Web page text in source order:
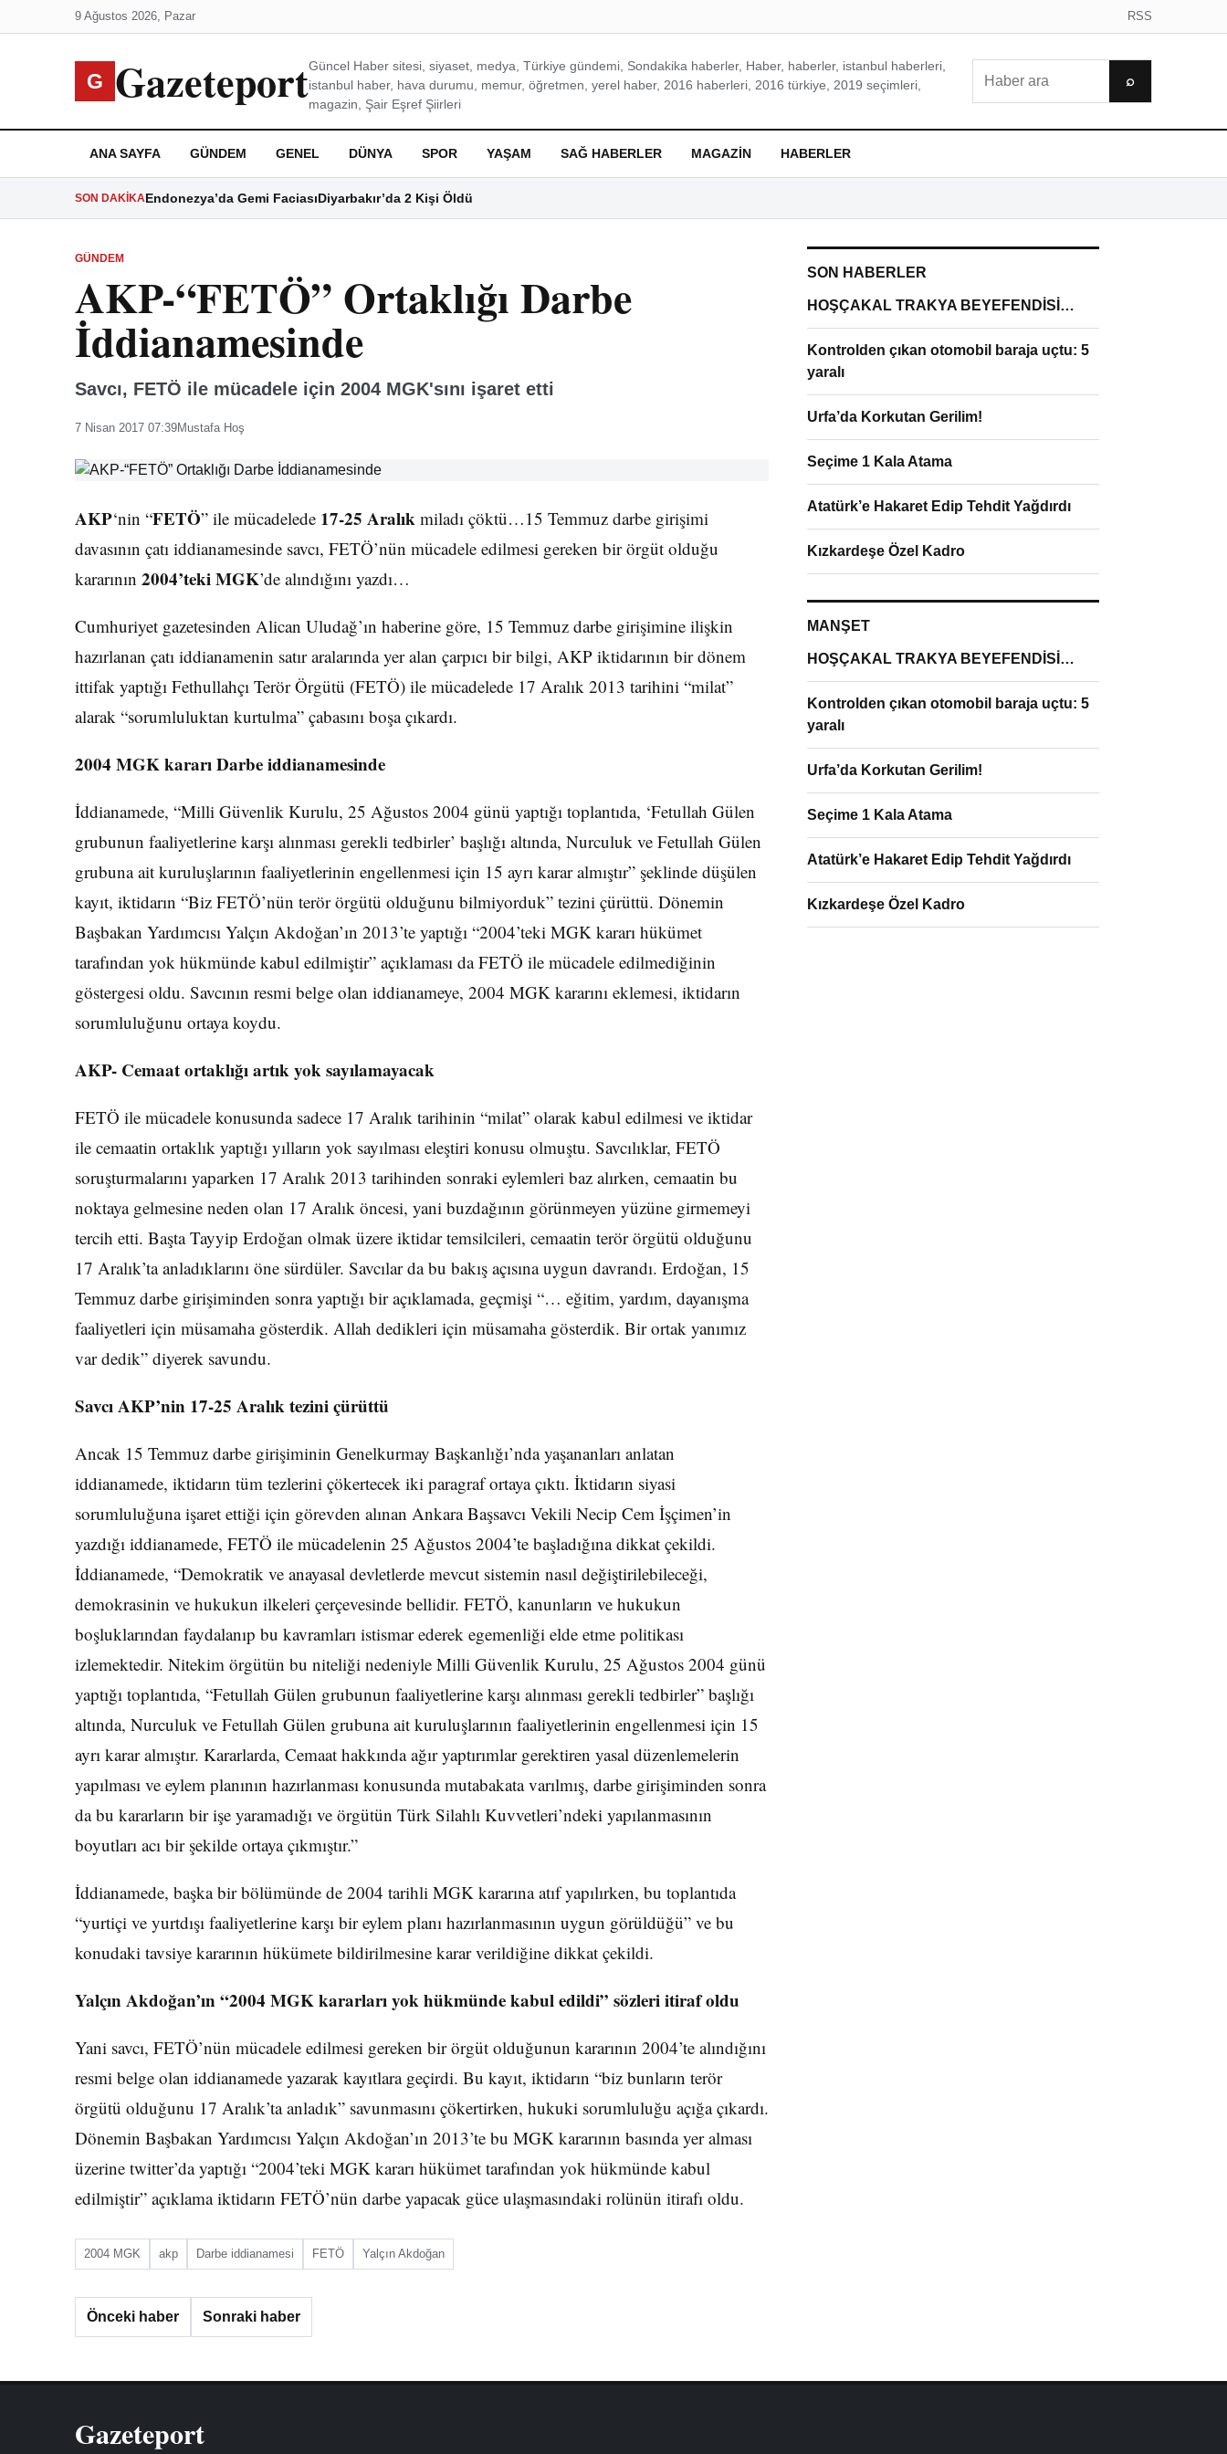
9 Ağustos 2026, Pazar RSS
G GazeteportGüncel Haber sitesi, siyaset, medya, Türkiye gündemi, Sondakika haberler, Haber, haberler, istanbul haberleri,
istanbul haber, hava durumu, memur, öğretmen, yerel haber, 2016 haberleri, 2016 türkiye, 2019 seçimleri,
magazin, Şair Eşref Şiirleri
⌕
ANA SAYFA GÜNDEM GENEL DÜNYA SPOR YAŞAM SAĞ HABERLER MAGAZIN HABERLER
SON DAKIKAEndonezya’da Gemi FaciasıDiyarbakır’da 2 Kişi Öldü
GÜNDEM
AKP-“FETÖ” Ortaklığı Darbe
İddianamesinde
Savcı, FETÖ ile mücadele için 2004 MGK'sını işaret etti
7 Nisan 2017 07:39Mustafa Hoş
AKP‘nin “FETÖ” ile mücadelede 17-25 Aralık miladı çöktü…15 Temmuz darbe girişimi
davasının çatı iddianamesinde savcı, FETÖ’nün mücadele edilmesi gereken bir örgüt olduğu
kararının 2004’teki MGK’de alındığını yazdı…
Cumhuriyet gazetesinden Alican Uludağ’ın haberine göre, 15 Temmuz darbe girişimine ilişkin
hazırlanan çatı iddianamenin satır aralarında yer alan çarpıcı bir bilgi, AKP iktidarının bir dönem
ittifak yaptığı Fethullahçı Terör Örgütü (FETÖ) ile mücadelede 17 Aralık 2013 tarihini “milat”
alarak “sorumluluktan kurtulma” çabasını boşa çıkardı.
2004 MGK kararı Darbe iddianamesinde
İddianamede, “Milli Güvenlik Kurulu, 25 Ağustos 2004 günü yaptığı toplantıda, ‘Fetullah Gülen
grubunun faaliyetlerine karşı alınması gerekli tedbirler’ başlığı altında, Nurculuk ve Fetullah Gülen
grubuna ait kuruluşlarının faaliyetlerinin engellenmesi için 15 ayrı karar almıştır” şeklinde düşülen
kayıt, iktidarın “Biz FETÖ’nün terör örgütü olduğunu bilmiyorduk” tezini çürüttü. Dönemin
Başbakan Yardımcısı Yalçın Akdoğan’ın 2013’te yaptığı “2004’teki MGK kararı hükümet
tarafından yok hükmünde kabul edilmiştir” açıklaması da FETÖ ile mücadele edilmediğinin
göstergesi oldu. Savcının resmi belge olan iddianameye, 2004 MGK kararını eklemesi, iktidarın
sorumluluğunu ortaya koydu.
AKP- Cemaat ortaklığı artık yok sayılamayacak
FETÖ ile mücadele konusunda sadece 17 Aralık tarihinin “milat” olarak kabul edilmesi ve iktidar
ile cemaatin ortaklık yaptığı yılların yok sayılması eleştiri konusu olmuştu. Savcılıklar, FETÖ
soruşturmalarını yaparken 17 Aralık 2013 tarihinden sonraki eylemleri baz alırken, cemaatin bu
noktaya gelmesine neden olan 17 Aralık öncesi, yani buzdağının görünmeyen yüzüne girmemeyi
tercih etti. Başta Tayyip Erdoğan olmak üzere iktidar temsilcileri, cemaatin terör örgütü olduğunu
17 Aralık’ta anladıklarını öne sürdüler. Savcılar da bu bakış açısına uygun davrandı. Erdoğan, 15
Temmuz darbe girişiminden sonra yaptığı bir açıklamada, geçmişi “… eğitim, yardım, dayanışma
faaliyetleri için müsamaha gösterdik. Allah dedikleri için müsamaha gösterdik. Bir ortak yanımız
var dedik” diyerek savundu.
Savcı AKP’nin 17-25 Aralık tezini çürüttü
Ancak 15 Temmuz darbe girişiminin Genelkurmay Başkanlığı’nda yaşananları anlatan
iddianamede, iktidarın tüm tezlerini çökertecek iki paragraf ortaya çıktı. İktidarın siyasi
sorumluluğuna işaret ettiği için görevden alınan Ankara Başsavcı Vekili Necip Cem İşçimen’in
yazdığı iddianamede, FETÖ ile mücadelenin 25 Ağustos 2004’te başladığına dikkat çekildi.
İddianamede, “Demokratik ve anayasal devletlerde mevcut sistemin nasıl değiştirilebileceği,
demokrasinin ve hukukun ilkeleri çerçevesinde bellidir. FETÖ, kanunların ve hukukun
boşluklarından faydalanıp bu kavramları istismar ederek egemenliği elde etme politikası
izlemektedir. Nitekim örgütün bu niteliği nedeniyle Milli Güvenlik Kurulu, 25 Ağustos 2004 günü
yaptığı toplantıda, “Fetullah Gülen grubunun faaliyetlerine karşı alınması gerekli tedbirler” başlığı
altında, Nurculuk ve Fetullah Gülen grubuna ait kuruluşlarının faaliyetlerinin engellenmesi için 15
ayrı karar almıştır. Kararlarda, Cemaat hakkında ağır yaptırımlar gerektiren yasal düzenlemelerin
yapılması ve eylem planının hazırlanması konusunda mutabakata varılmış, darbe girişiminden sonra
da bu kararların bir işe yaramadığı ve örgütün Türk Silahlı Kuvvetleri’ndeki yapılanmasının
boyutları acı bir şekilde ortaya çıkmıştır.”
İddianamede, başka bir bölümünde de 2004 tarihli MGK kararına atıf yapılırken, bu toplantıda
“yurtiçi ve yurtdışı faaliyetlerine karşı bir eylem planı hazırlanmasının uygun görüldüğü” ve bu
konudaki tavsiye kararının hükümete bildirilmesine karar verildiğine dikkat çekildi.
Yalçın Akdoğan’ın “2004 MGK kararları yok hükmünde kabul edildi” sözleri itiraf oldu
Yani savcı, FETÖ’nün mücadele edilmesi gereken bir örgüt olduğunun kararının 2004’te alındığını
resmi belge olan iddianamede yazarak kayıtlara geçirdi. Bu kayıt, iktidarın “biz bunların terör
örgütü olduğunu 17 Aralık’ta anladık” savunmasını çökertirken, hukuki sorumluluğu açığa çıkardı.
Dönemin Başbakan Yardımcısı Yalçın Akdoğan’ın 2013’te bu MGK kararının basında yer alması
üzerine twitter’da yaptığı “2004’teki MGK kararı hükümet tarafından yok hükmünde kabul
edilmiştir” açıklama iktidarın FETÖ’nün darbe yapacak güce ulaşmasındaki rolünün itirafı oldu.
2004 MGK akp Darbe iddianamesi FETÖ Yalçın Akdoğan
Önceki haber Sonraki haber
SON HABERLER
HOŞÇAKAL TRAKYA BEYEFENDİSİ…
Kontrolden çıkan otomobil baraja uçtu: 5
yaralı
Urfa’da Korkutan Gerilim!
Seçime 1 Kala Atama
Atatürk’e Hakaret Edip Tehdit Yağdırdı
Kızkardeşe Özel Kadro
MANŞET
HOŞÇAKAL TRAKYA BEYEFENDİSİ…
Kontrolden çıkan otomobil baraja uçtu: 5
yaralı
Urfa’da Korkutan Gerilim!
Seçime 1 Kala Atama
Atatürk’e Hakaret Edip Tehdit Yağdırdı
Kızkardeşe Özel Kadro
Gazeteport